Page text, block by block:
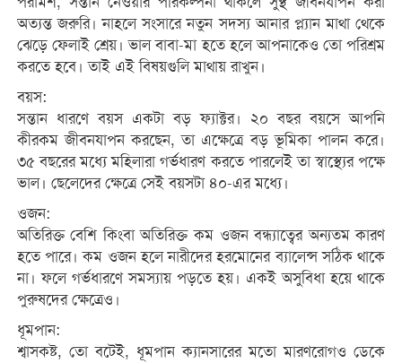
অত্যন্ত জরুরি। নাহলে সংসারে নতুন সদস্য আনার প্ল্যান মাথা থেকে
ঝেড়ে ফেলাই শ্রেয়। ভাল বাবা-মা হতে হলে আপনাকেও তো পরিশ্রম
করতে হবে। তাই এই বিষয়গুলি মাথায় রাখুন।
বয়স:
সন্তান ধারণে বয়স একটা বড় ফ্যাক্টর। ২০ বছর বয়সে আপনি
কীরকম জীবনযাপন করছেন, তা এক্ষেত্রে বড় ভূমিকা পালন করে।
৩৫ বছরের মধ্যে মহিলারা গর্ভধারণ করতে পারলেই তা স্বাস্থ্যের পক্ষে
ভাল। ছেলেদের ক্ষেত্রে সেই বয়সটা ৪০-এর মধ্যে।
ওজন:
অতিরিক্ত বেশি কিংবা অতিরিক্ত কম ওজন বন্ধ্যাত্বের অন্যতম কারণ
হতে পারে। কম ওজন হলে নারীদের হরমোনের ব্যালেন্স সঠিক থাকে
না। ফলে গর্ভধারণে সমস্যায় পড়তে হয়। একই অসুবিধা হয়ে থাকে
পুরুষদের ক্ষেত্রেও।
ধূমপান:
শ্বাসকষ্ট, তো বটেই, ধূমপান ক্যানসারের মতো মারণরোগও ডেকে